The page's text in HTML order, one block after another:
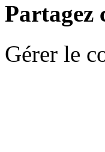
Partagez
Gérer le